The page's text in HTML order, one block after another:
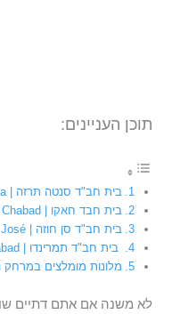
תוכן העניינים:
בית חב"ד סנטה תרזה | Beit Chabad Santa Teresa
בית חבד חאקו | Jaco Costa Rica Beit Chabad
בית חב"ד סן חוזה | Beit Chabad Escazú S. José
בית חב"ד תמרינדו | Tamarindo Beit Chabad
מלונות מומלצים
לא משנה אם אתם דתיים